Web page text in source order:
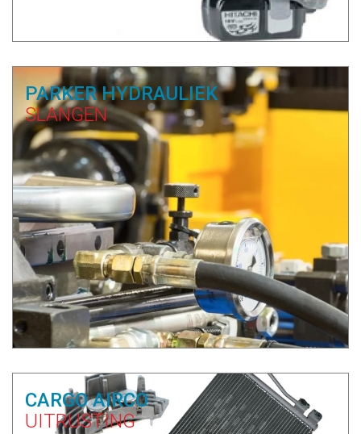
PARKER HYDRAULIEK
SLANGEN
CARGO AIRCO
UITRUSTING